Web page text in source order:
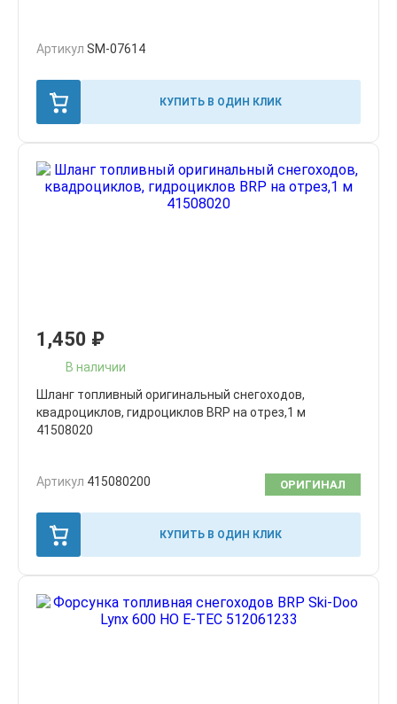
Артикул SM-07614
КУПИТЬ В ОДИН КЛИК
1,450 ₽
В наличии
Шланг топливный оригинальный снегоходов,
квадроциклов, гидроциклов BRP на отрез,1 м
41508020
Артикул 415080200 ОРИГИНАЛ
КУПИТЬ В ОДИН КЛИК